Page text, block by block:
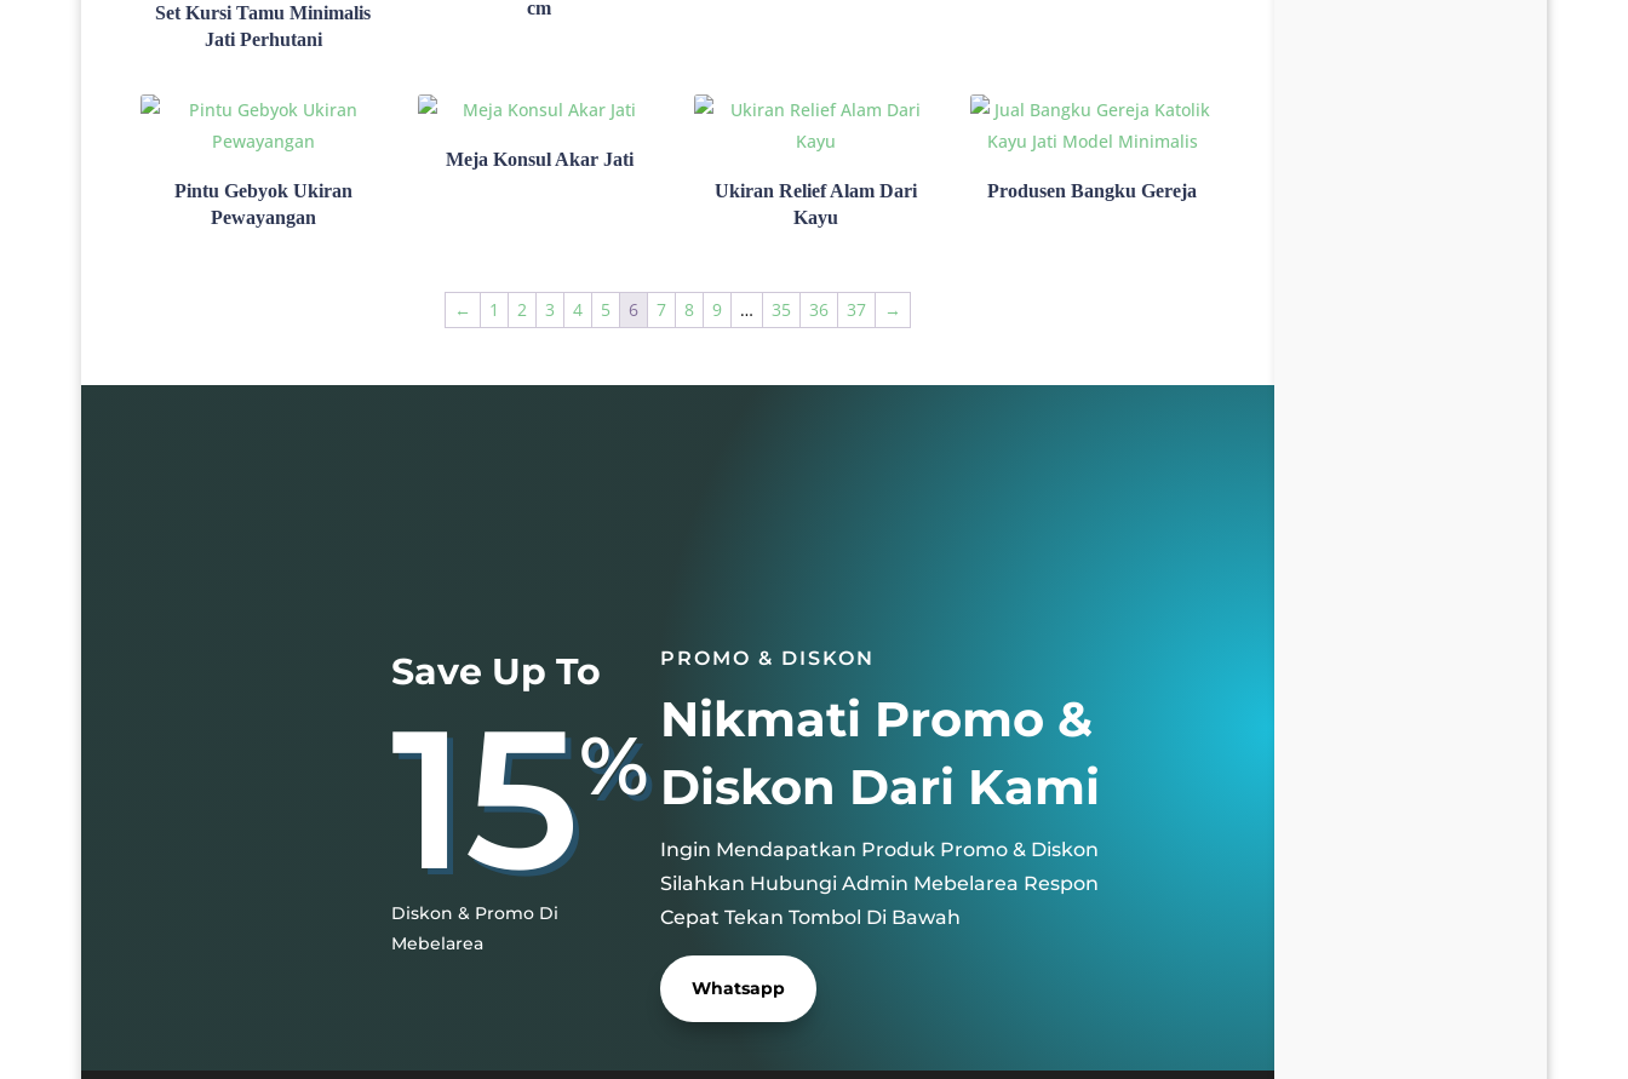
Set Kursi Tamu Minimalis
Jati Perhutani
cm
Pintu Gebyok Ukiran
Pewayangan
Meja Konsul Akar Jati
Ukiran Relief Alam Dari
Kayu
Produsen Bangku Gereja
← 1 2 3 4 5 6 7 8 9 … 35 36 37 →
Save Up To
15%
Diskon & Promo Di
Mebelarea
PROMO & DISKON
Nikmati Promo &
Diskon Dari Kami
Ingin Mendapatkan Produk Promo & Diskon
Silahkan Hubungi Admin Mebelarea Respon
Cepat Tekan Tombol Di Bawah
Whatsapp